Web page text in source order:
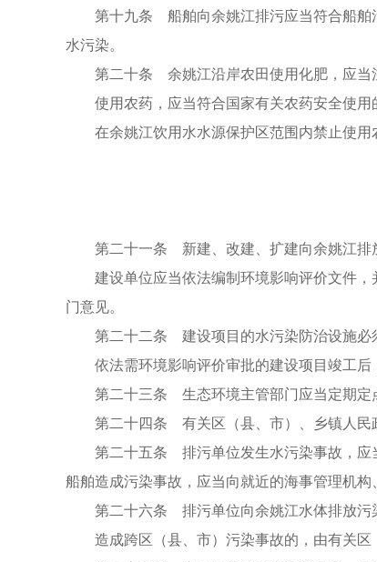
第十九条 船舶向余姚江排污应当符合船舶
水污染。
第二十条 余姚江沿岸农田使用化肥，应当
使用农药，应当符合国家有关农药安全使
在余姚江饮用水水源保护区范围内禁止使用
第二十一条 新建、改建、扩建向余姚江排
建设单位应当依法编制环境影响评价文件
门意见。
第二十二条 建设项目的水污染防治设施必
依法需环境影响评价审批的建设项目竣工
第二十三条 生态环境主管部门应当定期定
第二十四条 有关区（县、市）、乡镇人民
第二十五条 排污单位发生水污染事故，应
船舶造成污染事故，应当向就近的海事管理机构
第二十六条 排污单位向余姚江水体排放污
造成跨区（县、市）污染事故的，由有关